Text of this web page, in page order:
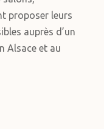
proposer leurs
auprès d’un
Alsace et au